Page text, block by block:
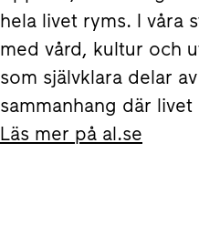
hela livet ryms. I våra
med vård, kultur och
som självklara delar
sammanhang där
Läs mer på al.se